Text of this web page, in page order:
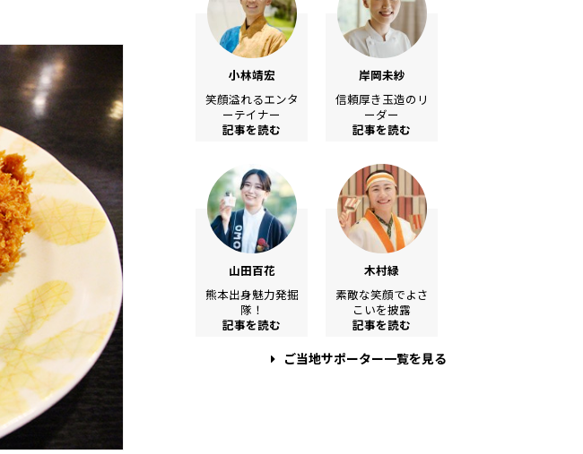
小林靖宏
笑顔溢れるエンタ
ーテイナー
記事を読む
岸岡未紗
信頼厚き玉造のリ
ーダー
記事を読む
山田百花
熊本出身魅力発掘
隊！
記事を読む
木村緑
素敵な笑顔でよさ
こいを披露
記事を読む
ご当地サポーター一覧を見る